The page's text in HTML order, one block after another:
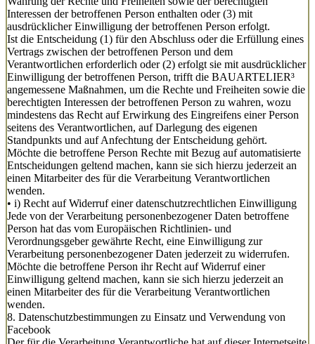
Interessen der betroffenen Person enthalten oder (3) mit
ausdrücklicher Einwilligung der betroffenen Person erfolgt.
Ist die Entscheidung (1) für den Abschluss oder die Erfüllung eines
Vertrags zwischen der betroffenen Person und dem
Verantwortlichen erforderlich oder (2) erfolgt sie mit ausdrücklicher
Einwilligung der betroffenen Person, trifft die BAUARTELIER³
angemessene Maßnahmen, um die Rechte und Freiheiten sowie die
berechtigten Interessen der betroffenen Person zu wahren, wozu
mindestens das Recht auf Erwirkung des Eingreifens einer Person
seitens des Verantwortlichen, auf Darlegung des eigenen
Standpunkts und auf Anfechtung der Entscheidung gehört.
Möchte die betroffene Person Rechte mit Bezug auf automatisierte
Entscheidungen geltend machen, kann sie sich hierzu jederzeit an
einen Mitarbeiter des für die Verarbeitung Verantwortlichen
wenden.
• i) Recht auf Widerruf einer datenschutzrechtlichen Einwilligung
Jede von der Verarbeitung personenbezogener Daten betroffene
Person hat das vom Europäischen Richtlinien- und
Verordnungsgeber gewährte Recht, eine Einwilligung zur
Verarbeitung personenbezogener Daten jederzeit zu widerrufen.
Möchte die betroffene Person ihr Recht auf Widerruf einer
Einwilligung geltend machen, kann sie sich hierzu jederzeit an
einen Mitarbeiter des für die Verarbeitung Verantwortlichen
wenden.
8. Datenschutzbestimmungen zu Einsatz und Verwendung von
Facebook